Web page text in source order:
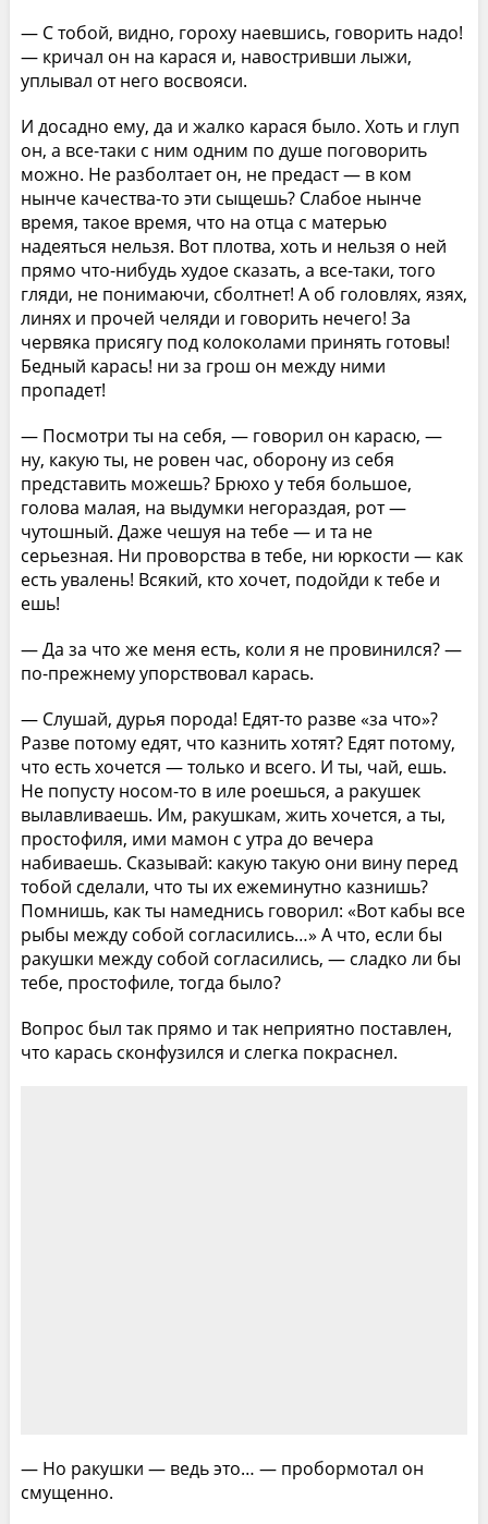
— С тобой, видно, гороху наевшись, говорить надо!
— кричал он на карася и, навостривши лыжи,
уплывал от него восвояси.
И досадно ему, да и жалко карася было. Хоть и глуп
он, а все-таки с ним одним по душе поговорить
можно. Не разболтает он, не предаст — в ком
нынче качества-то эти сыщешь? Слабое нынче
время, такое время, что на отца с матерью
надеяться нельзя. Вот плотва, хоть и нельзя о ней
прямо что-нибудь худое сказать, а все-таки, того
гляди, не понимаючи, сболтнет! А об головлях, язях,
линях и прочей челяди и говорить нечего! За
червяка присягу под колоколами принять готовы!
Бедный карась! ни за грош он между ними
пропадет!
— Посмотри ты на себя, — говорил он карасю, —
ну, какую ты, не ровен час, оборону из себя
представить можешь? Брюхо у тебя большое,
голова малая, на выдумки негораздая, рот —
чутошный. Даже чешуя на тебе — и та не
серьезная. Ни проворства в тебе, ни юркости — как
есть увалень! Всякий, кто хочет, подойди к тебе и
ешь!
— Да за что же меня есть, коли я не провинился? —
по-прежнему упорствовал карась.
— Слушай, дурья порода! Едят-то разве «за что»?
Разве потому едят, что казнить хотят? Едят потому,
что есть хочется — только и всего. И ты, чай, ешь.
Не попусту носом-то в иле роешься, а ракушек
вылавливаешь. Им, ракушкам, жить хочется, а ты,
простофиля, ими мамон с утра до вечера
набиваешь. Сказывай: какую такую они вину перед
тобой сделали, что ты их ежеминутно казнишь?
Помнишь, как ты намеднись говорил: «Вот кабы все
рыбы между собой согласились…» А что, если бы
ракушки между собой согласились, — сладко ли бы
тебе, простофиле, тогда было?
Вопрос был так прямо и так неприятно поставлен,
что карась сконфузился и слегка покраснел.
— Но ракушки — ведь это… — пробормотал он
смущенно.